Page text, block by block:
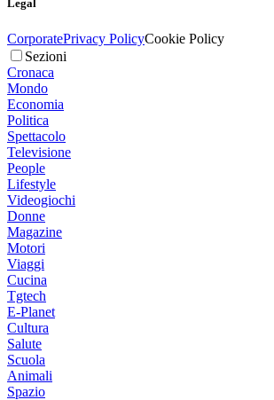
Legal
CorporatePrivacy PolicyCookie Policy
Sezioni
Cronaca
Mondo
Economia
Politica
Spettacolo
Televisione
People
Lifestyle
Videogiochi
Donne
Magazine
Motori
Viaggi
Cucina
Tgtech
E-Planet
Cultura
Salute
Scuola
Animali
Spazio